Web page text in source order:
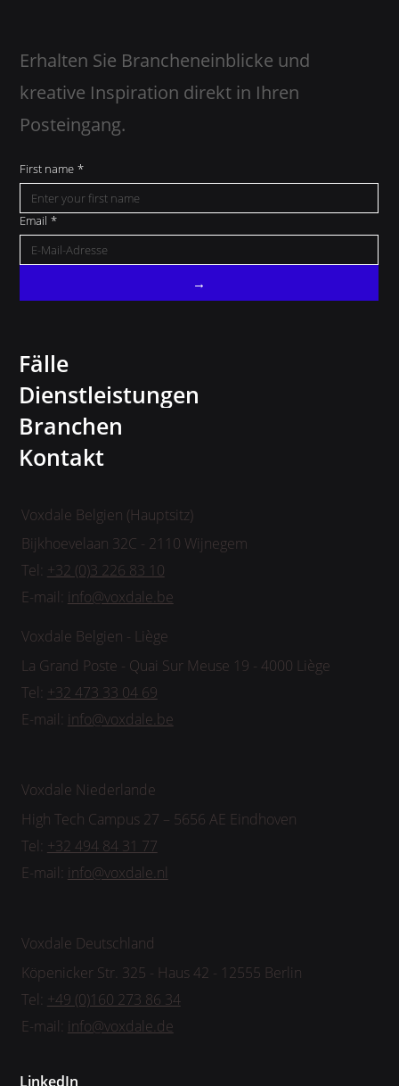
Fälle
Dienstleistungen
Branchen
Kontakt
Voxdale Belgien (Hauptsitz)
Bijkhoevelaan 32C - 2110 Wijnegem
Tel: +32 (0)3 226 83 10
E-mail: info@voxdale.be
Voxdale Belgien - Liège
La Grand Poste - Quai Sur Meuse 19 - 4000 Liège
Tel: +32 473 33 04 69
E-mail: info@voxdale.be
Voxdale Niederlande
High Tech Campus 27 – 5656 AE Eindhoven
Tel: +32 494 84 31 77
E-mail: info@voxdale.nl
Voxdale Deutschland
Köpenicker Str. 325 - Haus 42 - 12555 Berlin
Tel: +49 (0)160 273 86 34
E-mail: info@voxdale.de
LinkedIn
Erhalten Sie Brancheneinblicke und
kreative Inspiration direkt in Ihren
Posteingang.
First name *
Email *
→